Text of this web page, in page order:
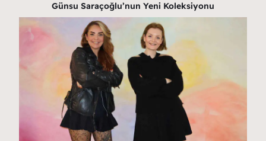
Günsu Saraçoğlu’nun Yeni Koleksiyonu